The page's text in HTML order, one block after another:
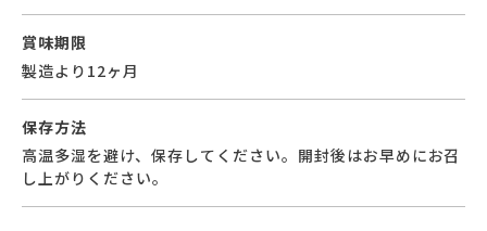
賞味期限
製造より12ヶ月
保存方法
高温多湿を避け、保存してください。開封後はお早めにお召
し上がりください。